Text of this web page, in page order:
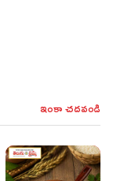
ఇంకా చదవండి